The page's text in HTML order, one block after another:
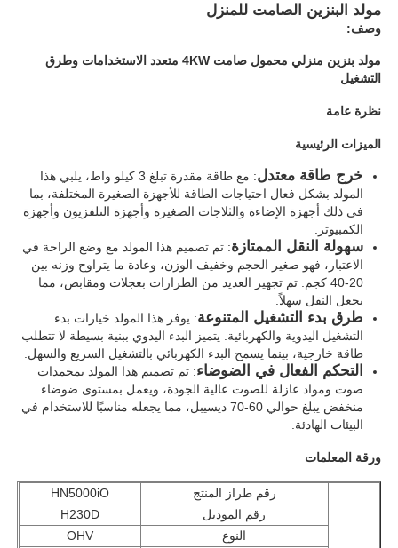
منزل
المنتجات
حول بنا
جولة في المعمل
ضبط الجودة
اتصل بنا
جميع القضايا
مجموعة مولدات الديزل الصامتة
مولد البنزين الصامت للمنزل
وصف:
مولد بنزين منزلي محمول صامت 4KW متعدد الاستخدامات وطرق
التشغيل
نظرة عامة
الميزات الرئيسية
خرج طاقة معتدل
: مع طاقة مقدرة تبلغ 3 كيلو واط، يلبي هذا
المولد بشكل فعال احتياجات الطاقة للأجهزة الصغيرة المختلفة، بما
في ذلك أجهزة الإضاءة والثلاجات الصغيرة وأجهزة التلفزيون وأجهزة
الكمبيوتر.
سهولة النقل الممتازة: تم تصميم هذا المولد مع وضع الراحة في
الاعتبار، فهو صغير الحجم وخفيف الوزن، وعادة ما يتراوح وزنه بين
20-40 كجم. تم تجهيز العديد من الطرازات بعجلات ومقابض، مما
يجعل النقل سهلاً.
طرق بدء التشغيل المتنوعة: يوفر هذا المولد خيارات بدء
التشغيل اليدوية والكهربائية. يتميز البدء اليدوي ببنية بسيطة لا تتطلب
طاقة خارجية، بينما يسمح البدء الكهربائي بالتشغيل السريع والسهل.
التحكم الفعال في الضوضاء: تم تصميم هذا المولد بمخمدات
صوت ومواد عازلة للصوت عالية الجودة، ويعمل بمستوى ضوضاء
منخفض يبلغ حوالي 60-70 ديسيبل، مما يجعله مناسبًا للاستخدام في
البيئات الهادئة.
ورقة المعلمات
رقم طراز المنتج HN5000iO
رقم الموديل
H230D
النوع
OHV